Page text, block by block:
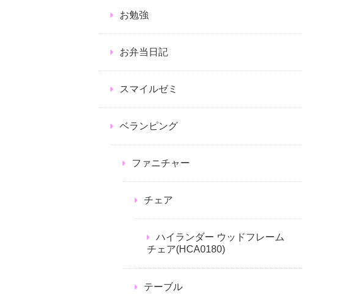
お勉強
お弁当日記
スマイルゼミ
ベランピング
ファニチャー
チェア
ハイランダー ウッドフレーム
チェア(HCA0180)
テーブル